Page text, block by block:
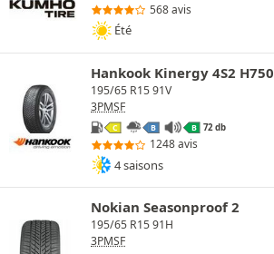
568 avis
Été
Hankook Kinergy 4S2 H750
195/65 R15 91V
3PMSF
C B B 72 db
1248 avis
4 saisons
Nokian Seasonproof 2
195/65 R15 91H
3PMSF